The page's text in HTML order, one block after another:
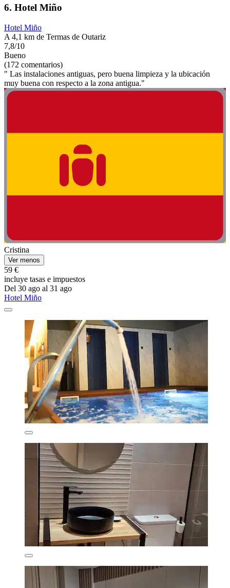
6. Hotel Miño
Hotel Miño
A 4,1 km de Termas de Outariz
7,8/10
Bueno
(172 comentarios)
" Las instalaciones antiguas, pero buena limpieza y la ubicación
muy buena con respecto a la zona antigua."
Cristina
Ver menos
59 €
incluye tasas e impuestos
Del 30 ago al 31 ago
Hotel Miño